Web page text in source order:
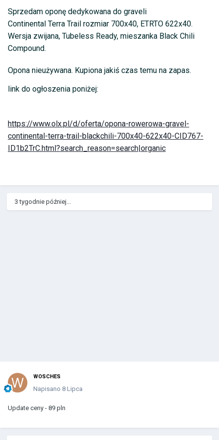
Sprzedam oponę dedykowana do graveli
Continental Terra Trail rozmiar 700x40, ETRTO 622x40.
Wersja zwijana, Tubeless Ready, mieszanka Black Chili
Compound.
Opona nieużywana. Kupiona jakiś czas temu na zapas.
link do ogłoszenia poniżej:
https://www.olx.pl/d/oferta/opona-rowerowa-gravel-
continental-terra-trail-blackchili-700x40-622x40-CID767-
ID1b2TrC.html?search_reason=search|organic
3 tygodnie później...
WOSCHES
Napisano 8 Lipca
Update ceny - 89 pln